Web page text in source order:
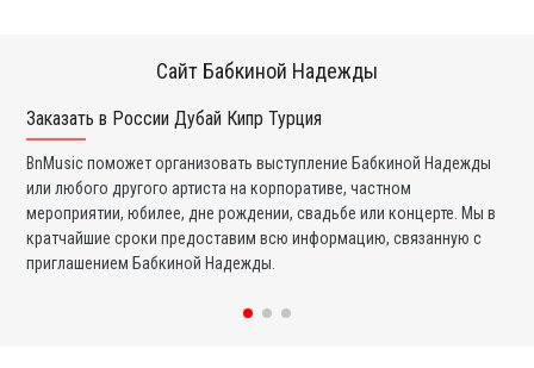
Сайт Бабкиной Надежды
Заказать в России Дубай Кипр Турция
BnMusic поможет организовать выступление Бабкиной Надежды
или любого другого артиста на корпоративе, частном
мероприятии, юбилее, дне рождении, свадьбе или концерте. Мы в
кратчайшие сроки предоставим всю информацию, связанную с
приглашением Бабкиной Надежды.